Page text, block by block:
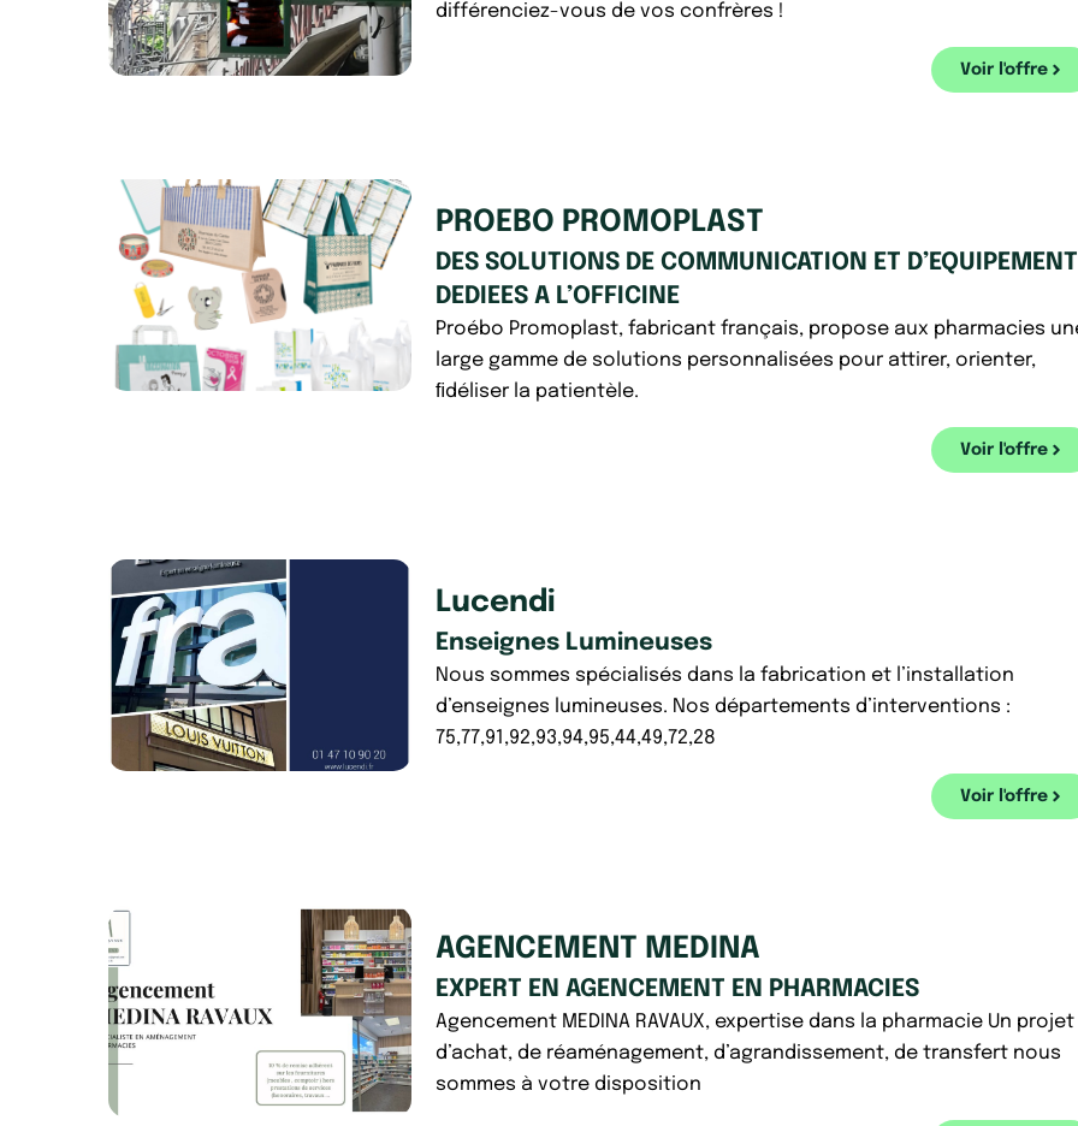
différenciez-vous de vos confrères !
Voir l'offre
PROEBO PROMOPLAST
DES SOLUTIONS DE COMMUNICATION ET D’EQUIPEMENT
DEDIEES A L’OFFICINE
Proébo Promoplast, fabricant français, propose aux pharmacies
large gamme de solutions personnalisées pour attirer, orienter,
ﬁdéliser la patientèle.
Voir l'offre
Lucendi
Enseignes Lumineuses
Nous sommes spécialisés dans la fabrication et l’installation
d’enseignes lumineuses. Nos départements d’interventions :
75,77,91,92,93,94,95,44,49,72,28
Voir l'offre
AGENCEMENT MEDINA
EXPERT EN AGENCEMENT EN PHARMACIES
Agencement MEDINA RAVAUX, expertise dans la pharmacie Un projet
d’achat, de réaménagement, d’agrandissement, de transfert nous
sommes à votre disposition